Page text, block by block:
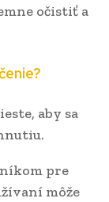
očistiť a
aby sa
pre
môže